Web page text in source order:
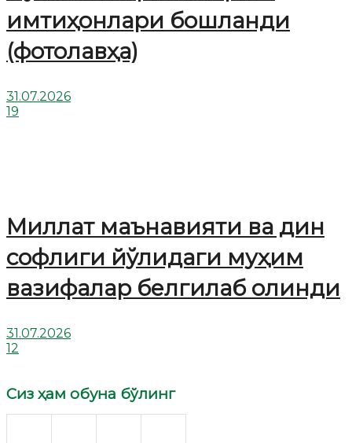
имтиҳонлари бошланди
(фотолавҳа)
31.07.2026
19
Миллат маънавияти ва дин
софлиги йўлидаги муҳим
вазифалар белгилаб олинди
31.07.2026
12
Сиз ҳам обуна бўлинг